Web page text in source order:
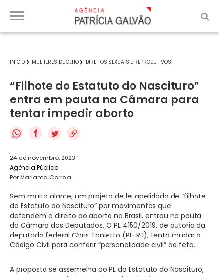
INÍCIO MULHERES DE OLHO DIREITOS SEXUAIS E REPRODUTIVOS
“Filhote do Estatuto do Nascituro”
entra em pauta na Câmara para
tentar impedir aborto
f
24 de novembro, 2023
Agência Pública
Por Mariama Correia
Sem muito alarde, um projeto de lei apelidado de “filhote
do Estatuto do Nascituro” por movimentos que
defendem o direito ao aborto no Brasil, entrou na pauta
da Câmara dos Deputados. O PL 4150/2019, de autoria da
deputada federal Chris Tonietto (PL-RJ), tenta mudar o
Código Civil para conferir “personalidade civil” ao feto.
A proposta se assemelha ao PL do Estatuto do Nascituro,